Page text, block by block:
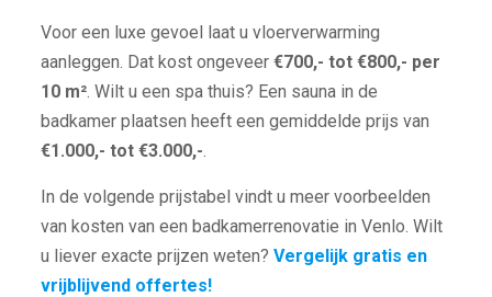
Voor een luxe gevoel laat u vloerverwarming
aanleggen. Dat kost ongeveer €700,- tot €800,- per
10 m². Wilt u een spa thuis? Een sauna in de
badkamer plaatsen heeft een gemiddelde prijs van
€1.000,- tot €3.000,-.
In de volgende prijstabel vindt u meer voorbeelden
van kosten van een badkamerrenovatie in Venlo. Wilt
u liever exacte prijzen weten? Vergelijk gratis en
vrijblijvend offertes!